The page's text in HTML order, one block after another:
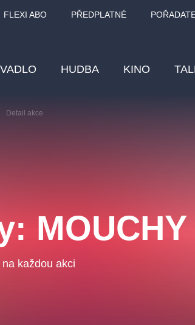
FLEXI ABO PŘEDPLATNÉ
HUDBA KINO
Detail akce
MOUCHY
každou akci
premiéra klasickáhudba letníscéna